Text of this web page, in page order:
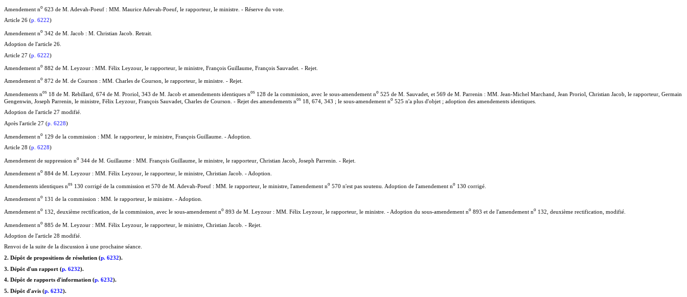
Amendement no 623 de M. Adevah-Poeuf : MM. Maurice Adevah-Poeuf, le rapporteur, le ministre. - Réserve du vote.
Article 26 (p. 6222)
Amendement no 342 de M. Jacob : M. Christian Jacob. Retrait.
Adoption de l'article 26.
Article 27 (p. 6222)
Amendement no 882 de M. Leyzour : MM. Félix Leyzour, le rapporteur, le ministre, François Guillaume, François Sauvadet. - Rejet.
Amendement no 872 de M. de Courson : MM. Charles de Courson, le rapporteur, le ministre. - Rejet.
Amendements nos 18 de M. Rebillard, 674 de M. Proriol, 343 de M. Jacob et amendements identiques nos 128 de la commission, avec le sous-amendement no 525 de M. Sauvadet, et 569 de M. Parrenin : MM. Jean-Michel Marchand, Jean Proriol, Christian Jacob, le rapporteur, Germain
Gengenwin, Joseph Parrenin, le ministre, Félix Leyzour, François Sauvadet, Charles de Courson. - Rejet des amendements nos 18, 674, 343 ; le sous-amendement no 525 n'a plus d'objet ; adoption des amendements identiques.
Adoption de l'article 27 modifié.
Après l'article 27 (p. 6228)
Amendement no 129 de la commission : MM. le rapporteur, le ministre, François Guillaume. - Adoption.
Article 28 (p. 6228)
Amendement de suppression no 344 de M. Guillaume : MM. François Guillaume, le ministre, le rapporteur, Christian Jacob, Joseph Parrenin. - Rejet.
Amendement no 884 de M. Leyzour : MM. Félix Leyzour, le rapporteur, le ministre, Christian Jacob. - Adoption.
Amendements identiques nos 130 corrigé de la commission et 570 de M. Adevah-Poeuf : MM. le rapporteur, le ministre, l'amendement no 570 n'est pas soutenu. Adoption de l'amendement no 130 corrigé.
Amendement no 131 de la commission : MM. le rapporteur, le ministre. - Adoption.
Amendement no 132, deuxième rectification, de la commission, avec le sous-amendement no 893 de M. Leyzour : MM. Félix Leyzour, le rapporteur, le ministre. - Adoption du sous-amendement no 893 et de l'amendement no 132, deuxième rectification, modifié.
Amendement no 885 de M. Leyzour : MM. Félix Leyzour, le rapporteur, le ministre, Christian Jacob. - Rejet.
Adoption de l'article 28 modifié.
Renvoi de la suite de la discussion à une prochaine séance.
2. Dépôt de propositions de résolution (p. 6232).
3. Dépôt d'un rapport (p. 6232).
4. Dépôt de rapports d'information (p. 6232).
5. Dépôt d'avis (p. 6232).